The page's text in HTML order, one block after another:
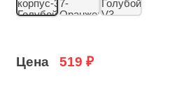
Цена 519₽